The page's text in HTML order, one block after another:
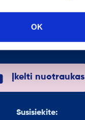
OK
Įkelti nuotraukas
Susisiekite: